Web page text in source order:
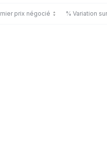
prix négocié % Variation